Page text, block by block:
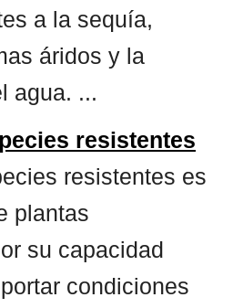
a la sequía,
áridos y la
agua. ...
resistentes
resistentes es
plantas
su capacidad
condiciones